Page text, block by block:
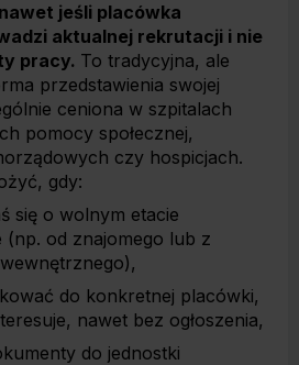
nawet jeśli placówka
aktualnej rekrutacji i nie
pracy. To tradycyjna, ale
przedstawienia swojej
ceniona w szpitalach
pomocy społecznej,
czy hospicjach.
gdy:
się o wolnym etacie
(np. od znajomego lub z
do konkretnej placówki,
nawet bez ogłoszenia,
do jednostki